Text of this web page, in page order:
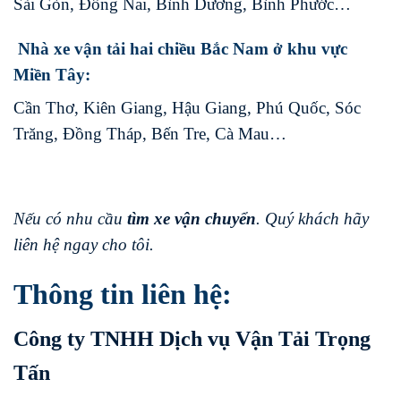
Sài Gòn, Đồng Nai, Bình Dương, Bình Phước…
Nhà xe vận tải hai chiều Bắc Nam ở khu vực
Miền Tây:
Cần Thơ, Kiên Giang, Hậu Giang, Phú Quốc, Sóc
Trăng, Đồng Tháp, Bến Tre, Cà Mau…
Nếu có nhu cầu tìm xe vận chuyển. Quý khách hãy
liên hệ ngay cho tôi.
Thông tin liên hệ:
Công ty TNHH Dịch vụ Vận Tải Trọng
Tấn